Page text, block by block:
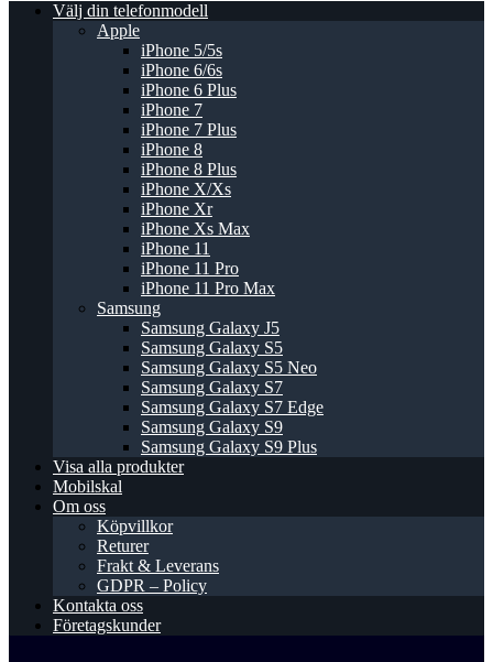
Välj din telefonmodell
Apple
iPhone 5/5s
iPhone 6/6s
iPhone 6 Plus
iPhone 7
iPhone 7 Plus
iPhone 8
iPhone 8 Plus
iPhone X/Xs
iPhone Xr
iPhone Xs Max
iPhone 11
iPhone 11 Pro
iPhone 11 Pro Max
Samsung
Samsung Galaxy J5
Samsung Galaxy S5
Samsung Galaxy S5 Neo
Samsung Galaxy S7
Samsung Galaxy S7 Edge
Samsung Galaxy S9
Samsung Galaxy S9 Plus
Visa alla produkter
Mobilskal
Om oss
Köpvillkor
Returer
Frakt & Leverans
GDPR – Policy
Kontakta oss
Företagskunder